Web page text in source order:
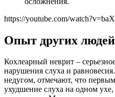
https://youtube.com/
Опыт других людей
Кохлеарный неврит –
нарушения слуха и
недугом, отмечают, что
ухудшение слуха на одном